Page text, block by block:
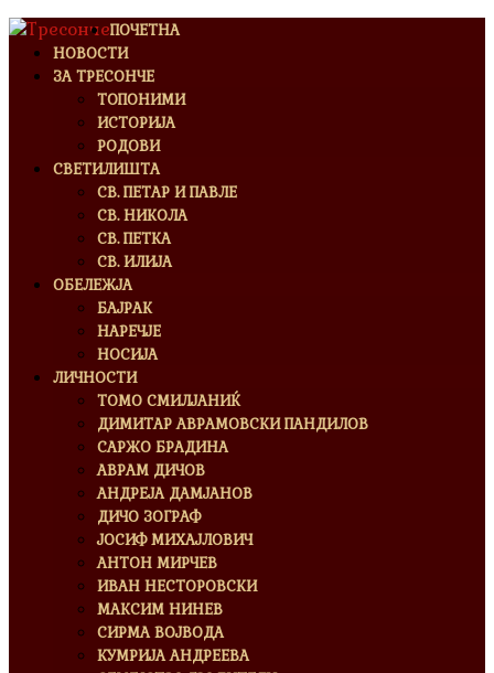
ПОЧЕТНА
НОВОСТИ
ЗА ТРЕСОНЧЕ
ТОПОНИМИ
ИСТОРИЈА
РОДОВИ
СВЕТИЛИШТА
СВ. ПЕТАР И ПАВЛЕ
СВ. НИКОЛА
СВ. ПЕТКА
СВ. ИЛИЈА
ОБЕЛЕЖЈА
БАЈРАК
НАРЕЧЈЕ
НОСИЈА
ЛИЧНОСТИ
ТОМО СМИЛЈАНИЌ
ДИМИТАР АВРАМОВСКИ ПАНДИЛОВ
САРЖО БРАДИНА
АВРАМ ДИЧОВ
АНДРЕЈА ДАМЈАНОВ
ДИЧО ЗОГРАФ
ЈОСИФ МИХАЈЛОВИЧ
АНТОН МИРЧЕВ
ИВАН НЕСТОРОВСКИ
МАКСИМ НИНЕВ
СИРМА ВОЈВОДА
КУМРИЈА АНДРЕЕВА